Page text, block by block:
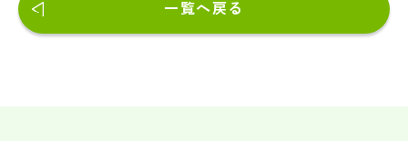
一覧へ戻る